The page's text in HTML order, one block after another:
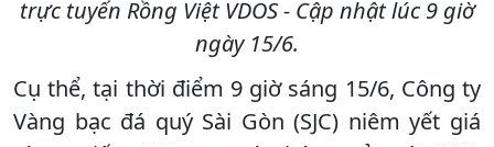
trực tuyến Rồng Việt VDOS - Cập nhật lúc 9 giờ
ngày 15/6.
Cụ thể, tại thời điểm 9 giờ sáng 15/6, Công ty
Vàng bạc đá quý Sài Gòn (SJC) niêm yết giá